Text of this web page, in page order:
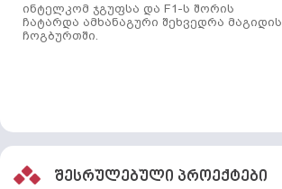
ინტელკომ ჯგუფსა და F1-ს შორის
ჩატარდა ამხანაგური შეხვედრა მაგიდის
ჩოგბურთში.
შესრულებული პროექტები